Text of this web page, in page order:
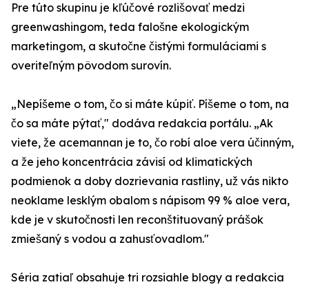
Pre túto skupinu je kľúčové rozlišovať medzi
greenwashingom, teda falošne ekologickým
marketingom, a skutočne čistými formuláciami s
overiteľným pôvodom surovín.
„Nepíšeme o tom, čo si máte kúpiť. Píšeme o tom, na
čo sa máte pýtať," dodáva redakcia portálu. „Ak
viete, že acemannan je to, čo robí aloe vera účinným,
a že jeho koncentrácia závisí od klimatických
podmienok a doby dozrievania rastliny, už vás nikto
neoklame lesklým obalom s nápisom 99 % aloe vera,
kde je v skutočnosti len reconštituovaný prášok
zmiešaný s vodou a zahusťovadlom."
Séria zatiaľ obsahuje tri rozsiahle blogy a redakcia